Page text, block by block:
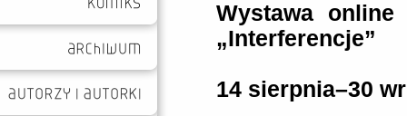
Wystawa
„Interferencje”
14 sierpnia–30